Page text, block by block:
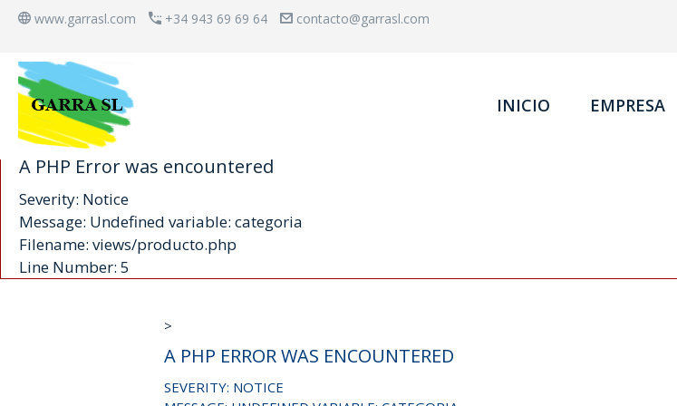
A PHP Error was encountered
Severity: Notice
Message: Undefined variable: categoria
Filename: views/producto.php
Line Number: 5
www.garrasl.com +34 943 69 69 64 contacto@garrasl.com
INICIO EMPRESA
>
A PHP ERROR WAS ENCOUNTERED
SEVERITY: NOTICE